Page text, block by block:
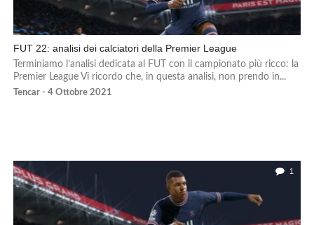
FUT 22: analisi dei calciatori della Premier League
Terminiamo l’analisi dedicata al FUT con il campionato più ricco: la
Premier League Vi ricordo che, in questa analisi, non prendo in...
Tencar - 4 Ottobre 2021
1